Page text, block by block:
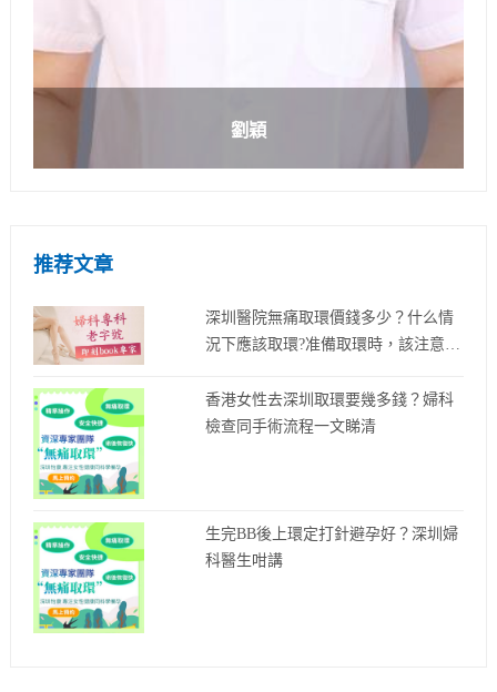
劉穎
推荐文章
深圳醫院無痛取環價錢多少？什么情
況下應該取環?准備取環時，該注意些
香港女性去深圳取環要幾多錢？婦科
檢查同手術流程一文睇清
生完BB後上環定打針避孕好？深圳婦
科醫生咁講